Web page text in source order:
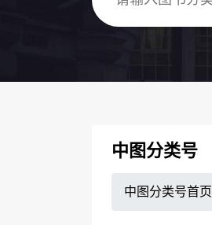
中图分类号
中图分类号首页